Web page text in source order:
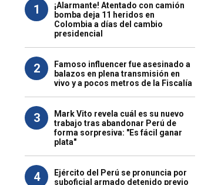
1
¡Alarmante! Atentado con camión
bomba deja 11 heridos en
Colombia a días del cambio
presidencial
2
Famoso influencer fue asesinado a
balazos en plena transmisión en
vivo y a pocos metros de la Fiscalía
3
Mark Vito revela cuál es su nuevo
trabajo tras abandonar Perú de
forma sorpresiva: "Es fácil ganar
plata"
4
Ejército del Perú se pronuncia por
suboficial armado detenido previo